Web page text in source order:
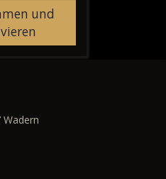
und